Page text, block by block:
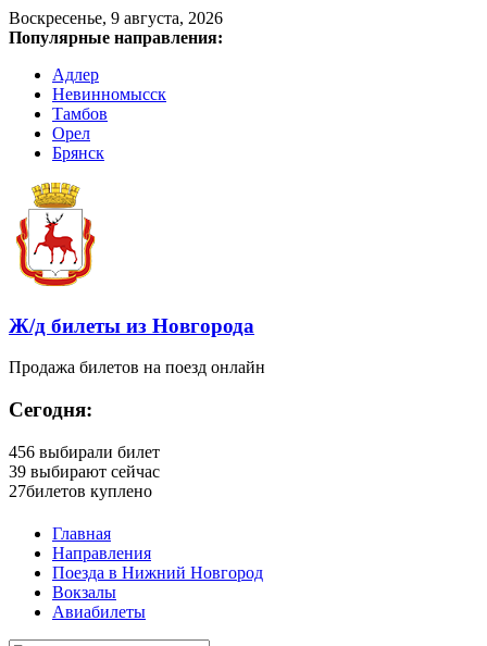
Воскресенье, 9 августа, 2026
Популярные направления:
Адлер
Невинномысск
Тамбов
Орел
Брянск
Ж/д билеты из Новгорода
Продажа билетов на поезд онлайн
Сегодня:
456 выбирали билет
39 выбирают сейчас
27билетов куплено
Главная
Направления
Поезда в Нижний Новгород
Вокзалы
Авиабилеты